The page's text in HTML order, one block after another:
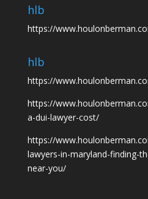
hlb
https://
hlb
https://
https://
a-dui-lawyer-cost/
https://
lawyers-in-maryland-finding-
near-you/